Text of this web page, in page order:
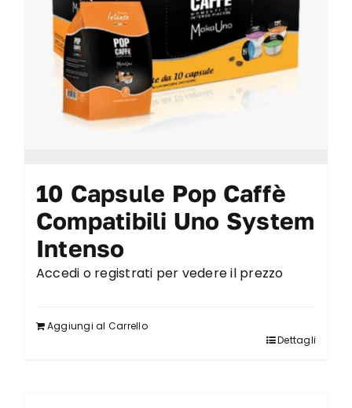
10 Capsule Pop Caffè
Compatibili Uno System
Intenso
Accedi o registrati per vedere il prezzo
Aggiungi al Carrello
Dettagli